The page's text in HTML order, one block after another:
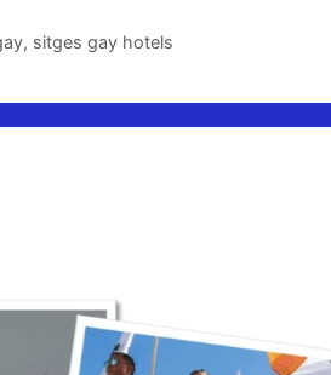
, sitges gay hotels